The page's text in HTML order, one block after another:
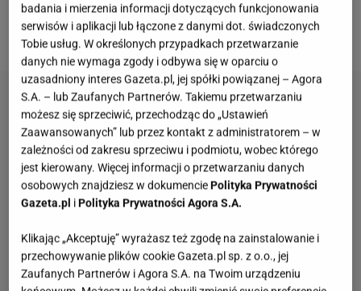
czego dowodem jest najnowsze opublikowane
nagranie na InstaStories.
badania i mierzenia informacji dotyczących funkcjonowania
serwisów i aplikacji lub łączone z danymi dot. świadczonych
Tobie usług. W określonych przypadkach przetwarzanie
danych nie wymaga zgody i odbywa się w oparciu o
uzasadniony interes Gazeta.pl, jej spółki powiązanej – Agora
S.A. – lub Zaufanych Partnerów. Takiemu przetwarzaniu
możesz się sprzeciwić, przechodząc do „Ustawień
Zaawansowanych” lub przez kontakt z administratorem – w
zależności od zakresu sprzeciwu i podmiotu, wobec którego
jest kierowany. Więcej informacji o przetwarzaniu danych
osobowych znajdziesz w dokumenciePolityka Prywatności
Gazeta.pl iPolityka Prywatności Agora S.A.
Klikając „Akceptuję” wyrażasz też zgodę na zainstalowanie i
przechowywanie plików cookie Gazeta.pl sp. z o.o., jej
Zaufanych Partnerów i Agora S.A. na Twoim urządzeniu